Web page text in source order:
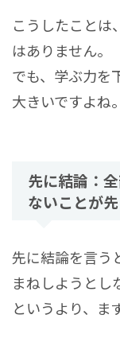
こうしたことは
はありません。
でも、学ぶ力を
大きいですよね。
先に結論：
ないことが先
先に結論を言う
まねしようとし
というより、ま